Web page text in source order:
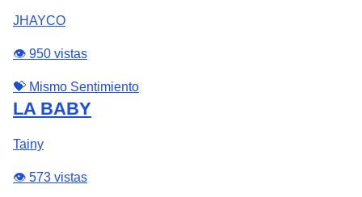
JHAYCO
👁️ 950 vistas
💝 Mismo Sentimiento
LA BABY
Tainy
👁️ 573 vistas